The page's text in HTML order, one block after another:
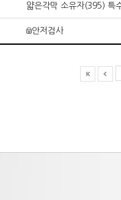
얇은각막 소유자(395) 특
안저검사